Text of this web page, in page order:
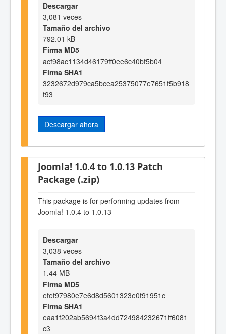
Descargar
3,081 veces
Tamaño del archivo
792.01 kB
Firma MD5
acf98ac1134d46179ff0ee6c40bf5b04
Firma SHA1
3232672d979ca5bcea25375077e7651f5b918
f93
Descargar ahora
Joomla! 1.0.4 to 1.0.13 Patch
Package (.zip)
This package is for performing updates from
Joomla! 1.0.4 to 1.0.13
Descargar
3,038 veces
Tamaño del archivo
1.44 MB
Firma MD5
efef97980e7e6d8d5601323e0f91951c
Firma SHA1
eaa1f202ab5694f3a4dd724984232671ff6081
c3